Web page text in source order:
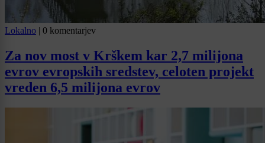
Lokalno | 0 komentarjev
Za nov most v Krškem kar 2,7 milijona
evrov evropskih sredstev, celoten projekt
vreden 6,5 milijona evrov